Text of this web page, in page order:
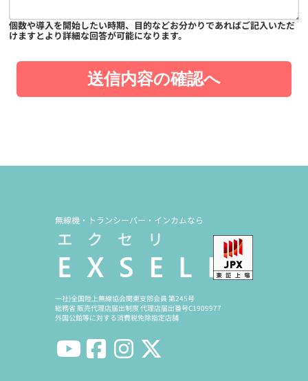
個数や導入を開始したい時期、目的などお分かりであればご記入いただ
けますとより詳細な回答が可能になります。
送信内容の確認へ
無線機・トランシーバー・インカムなら
一社)全国陸上無線協会関東支部会員 第245号
総務省 販売代理店届出制度 代理店届出番号C1909977
外国公館等に対する消費税免除指定店舗